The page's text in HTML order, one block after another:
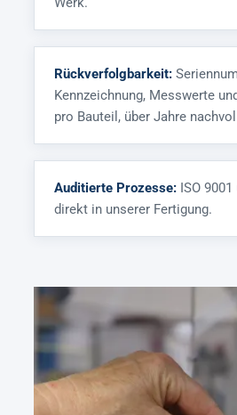
Rückverfolgbarkeit:
Kennzeichnung, Messwerte
pro Bauteil, über Jahre
Auditierte Prozesse: ISO
direkt in unserer Fertigung.